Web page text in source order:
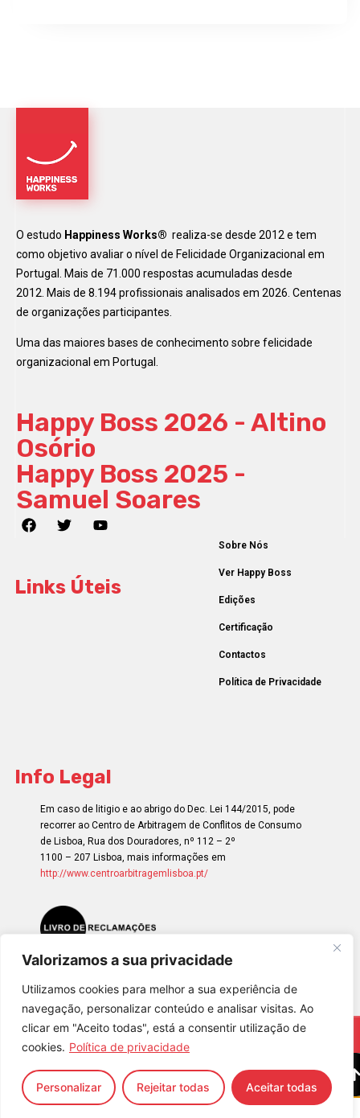
Valorizamos a sua privacidade
Utilizamos cookies para melhor a sua experiência de
navegação, personalizar conteúdo e analisar visitas. Ao
clicar em "Aceito todas", está a consentir utilização de
cookies. Política de privacidade
Personalizar Rejeitar todas Aceitar todas
O estudo Happiness Works® realiza-se desde 2012 e tem
como objetivo avaliar o nível de Felicidade Organizacional em
Portugal. Mais de 71.000 respostas acumuladas desde
2012. Mais de 8.194 profissionais analisados em 2026. Centenas
de organizações participantes.
Uma das maiores bases de conhecimento sobre felicidade
organizacional em Portugal.
Happy Boss 2026 - Altino
Osório
Happy Boss 2025 -
Samuel Soares
Links Úteis
Sobre Nós
Ver Happy Boss
Edições
Certificação
Contactos
Política de Privacidade
Info Legal
Em caso de litigio e ao abrigo do Dec. Lei 144/2015, pode
recorrer ao Centro de Arbitragem de Conflitos de Consumo
de Lisboa, Rua dos Douradores, nº 112 – 2º
1100 – 207 Lisboa, mais informações em
http://www.centroarbitragemlisboa.pt/
© 2023 – Happiness Works, All rights reserved